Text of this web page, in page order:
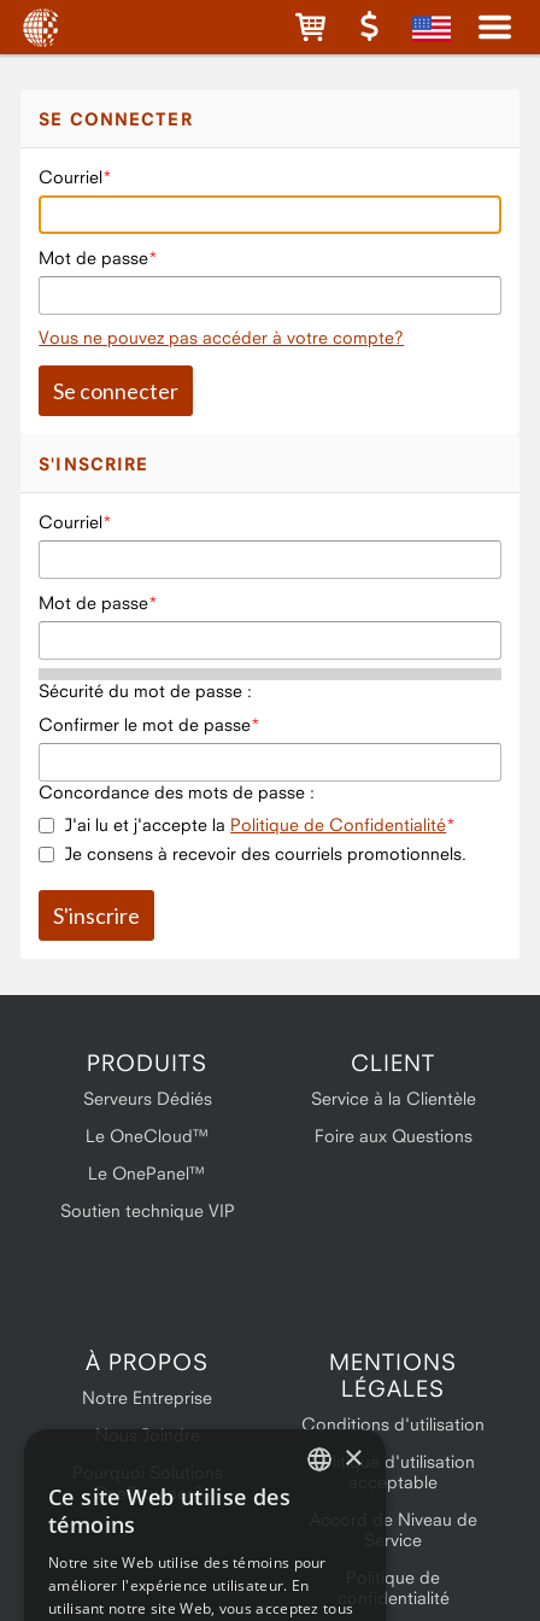
SE CONNECTER
Courriel
Mot de passe
Vous ne pouvez pas accéder à votre compte?
S'INSCRIRE
Courriel
Mot de passe
Sécurité du mot de passe :
Confirmer le mot de passe
Concordance des mots de passe :
J'ai lu et j'accepte la Politique de Confidentialité
Je consens à recevoir des courriels promotionnels.
PRODUITS
Serveurs Dédiés
Le OneCloud™
Le OnePanel™
Soutien technique VIP
CLIENT
Service à la Clientèle
Foire aux Questions
À PROPOS
Notre Entreprise
Nous Joindre
OneProvider?
MENTIONS
LÉGALES
Conditions d'utilisation
Politique d'utilisation
acceptable
Accord de Niveau de
Service
Politique de
confidentialité
×
Ce site Web utilise des
témoins
Notre site Web utilise des témoins pour
améliorer l'expérience utilisateur. En
utilisant notre site Web, vous acceptez tous